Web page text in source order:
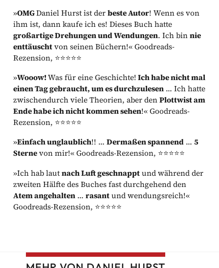
»OMGDaniel Hurst ist derbeste Autor! Wenn es von
ihm ist, dann kaufe ich es! Dieses Buch hatte
großartige Drehungen und Wendungen. Ich binnie
enttäuschtvon seinen Büchern!« Goodreads-
Rezension, ⭐⭐⭐⭐⭐
»Wooow!Was für eine Geschichte!Ich habe nicht mal
einen Tag gebraucht, um es durchzulesen … Ich hatte
zwischendurch viele Theorien, aber denPlottwist am
Ende habe ich nicht kommen sehen!« Goodreads-
Rezension, ⭐⭐⭐⭐⭐
»Einfach unglaublich!! …Dermaßen spannend …5
Sternevon mir!« Goodreads-Rezension, ⭐⭐⭐⭐⭐
»Ich hab lautnach Luft geschnapptund während der
zweiten Hälfte des Buches fast durchgehend den
Atem angehalten …rasantund wendungsreich!«
Goodreads-Rezension, ⭐⭐⭐⭐⭐